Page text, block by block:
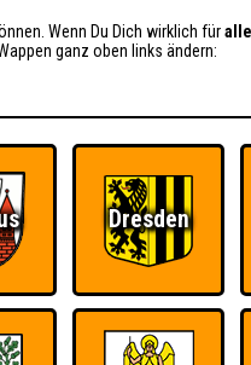
ÜBER UNS
Wenn Du Dich wirklich füralle
ganz oben links ändern:
Dresden